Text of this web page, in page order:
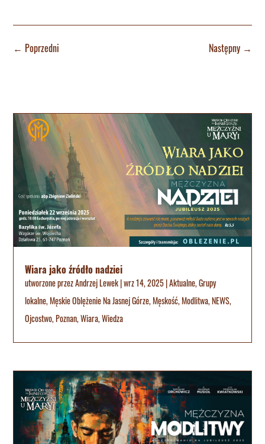
← Poprzedni Następny→
Wiara jako źródło nadziei
utworzone przezAndrzej Lewek|wrz 14, 2025|Aktualne,Grupy
lokalne,Męskie Oblężenie Na Jasnej Górze,Męskość,Modlitwa,NEWS,
Ojcostwo,Poznan,Wiara,Wiedza